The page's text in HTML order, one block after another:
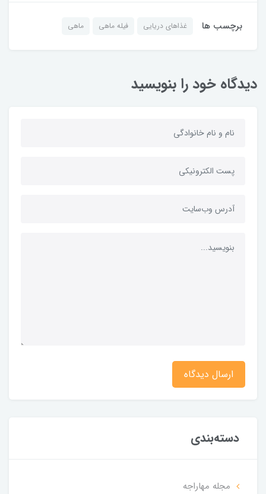
برچسب ها غذاهای دریایی فیله ماهی ماهی
دیدگاه خود را بنویسید
ارسال دیدگاه
دسته‌بندی
مجله مهاراجه